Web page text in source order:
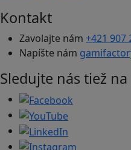
Kontakt
Zavolajte nám +421 907
Napíšte nám
Sledujte nás tiež na